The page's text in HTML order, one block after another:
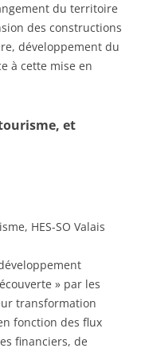
du territoire
des constructions
développement du
à cette mise en
et
HES-SO Valais
» par les
transformation
fonction des flux
financiers, de